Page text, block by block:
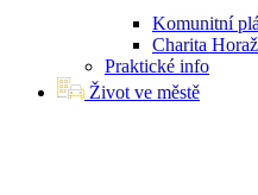
Komunitní
Charita
Praktické info
Život ve městě